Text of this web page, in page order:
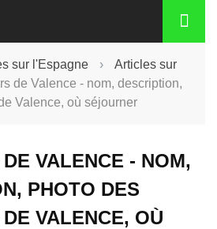
sur l'Espagne ›
Articles sur
de Valence - nom, description,
Valence, où séjourner
VALENCE - NOM,
PHOTO DES
VALENCE, OÙ